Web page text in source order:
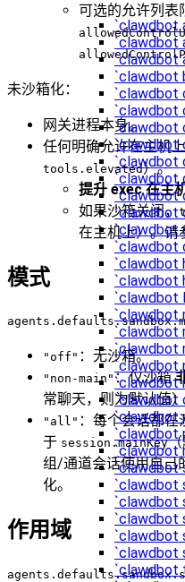
`clawdbot
`clawdbot
`clawdbot
`clawdbot
`clawdbot
`clawdbot
`clawdbot
`clawdbot
`clawdbot
`clawdbot
`clawdbot
`clawdbot
`clawdbot
`clawdbot
`clawdbot
`clawdbot
`clawdbot
`clawdbot
`clawdbot
`clawdbot
`clawdbot
`clawdbot
`clawdbot
`clawdbot
`clawdbot
`clawdbot
`clawdbot
`clawdbot
`clawdbot
`clawdbot
`clawdbot
`clawdbot
`clawdbot
可选的允许列表
未沙箱化：
网关进程本身。
任何明确允许在主机
tools.elevated）。
提升 exec 在主
如果沙箱关闭，
在主机上）。请
模式
"off" ：无沙箱。
"non-main"：仅沙箱
常聊天，则为默认值
"all" ：每个会话都在
于 session.mainKey
组/通道会话使用自己
化。
作用域